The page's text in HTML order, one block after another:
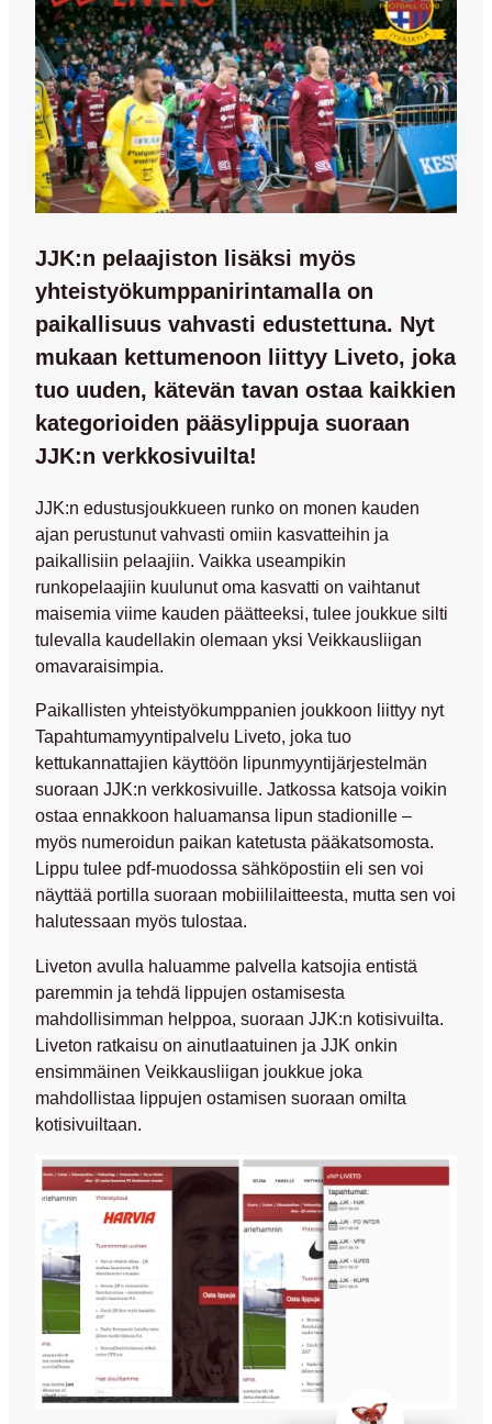
JJK:n pelaajiston lisäksi myös
yhteistyökumppanirintamalla on
paikallisuus vahvasti edustettuna. Nyt
mukaan kettumenoon liittyy Liveto, joka
tuo uuden, kätevän tavan ostaa kaikkien
kategorioiden pääsylippuja suoraan
JJK:n verkkosivuilta!
JJK:n edustusjoukkueen runko on monen kauden
ajan perustunut vahvasti omiin kasvatteihin ja
paikallisiin pelaajiin. Vaikka useampikin
runkopelaajiin kuulunut oma kasvatti on vaihtanut
maisemia viime kauden päätteeksi, tulee joukkue silti
tulevalla kaudellakin olemaan yksi Veikkausliigan
omavaraisimpia.
Paikallisten yhteistyökumppanien joukkoon liittyy nyt
Tapahtumamyyntipalvelu Liveto, joka tuo
kettukannattajien käyttöön lipunmyyntijärjestelmän
suoraan JJK:n verkkosivuille. Jatkossa katsoja voikin
ostaa ennakkoon haluamansa lipun stadionille –
myös numeroidun paikan katetusta pääkatsomosta.
Lippu tulee pdf-muodossa sähköpostiin eli sen voi
näyttää portilla suoraan mobiililaitteesta, mutta sen voi
halutessaan myös tulostaa.
Liveton avulla haluamme palvella katsojia entistä
paremmin ja tehdä lippujen ostamisesta
mahdollisimman helppoa, suoraan JJK:n kotisivuilta.
Liveton ratkaisu on ainutlaatuinen ja JJK onkin
ensimmäinen Veikkausliigan joukkue joka
mahdollistaa lippujen ostamisen suoraan omilta
kotisivuiltaan.